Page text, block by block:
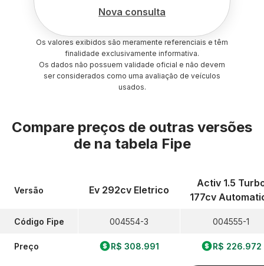
Nova consulta
Os valores exibidos são meramente referenciais e têm
finalidade exclusivamente informativa.
Os dados não possuem validade oficial e não devem
ser considerados como uma avaliação de veículos
usados.
Compare preços de outras versões
de na tabela Fipe
Versão
Código Fipe
Preço
Ev 292cv Eletrico
004554-3
R$ 308.991
Activ 1.5
177cv
004555-1
R$ 226.972